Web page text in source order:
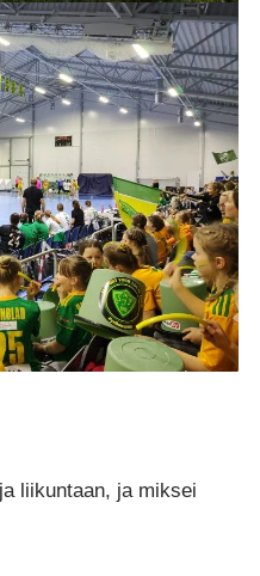
liikuntaan, ja miksei